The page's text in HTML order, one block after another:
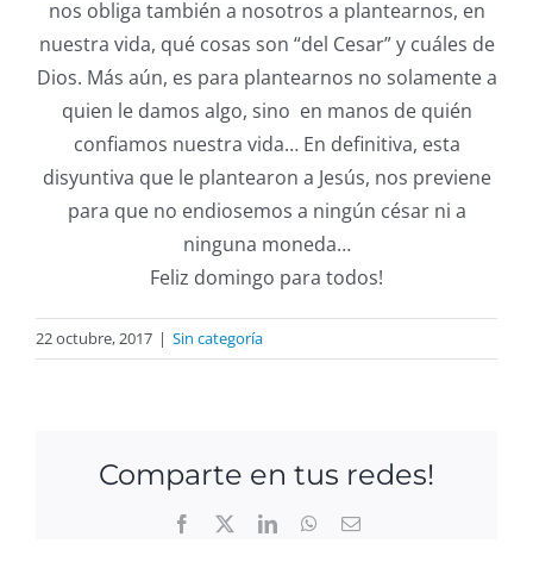
nos obliga también a nosotros a plantearnos, en
nuestra vida, qué cosas son “del Cesar” y cuáles de
Dios. Más aún, es para plantearnos no solamente a
quien le damos algo, sino en manos de quién
confiamos nuestra vida… En definitiva, esta
disyuntiva que le plantearon a Jesús, nos previene
para que no endiosemos a ningún césar ni a
ninguna moneda…
Feliz domingo para todos!
22 octubre, 2017 | Sin categoría
Comparte en tus redes!
Facebook LinkedInWhatsApp
Email